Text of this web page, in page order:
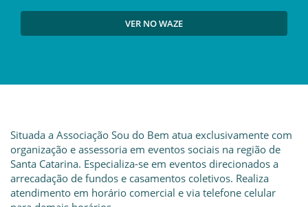
VER NO WAZE
Situada a Associação Sou do Bem atua exclusivamente com
organização e assessoria em eventos sociais na região de
Santa Catarina. Especializa-se em eventos direcionados a
arrecadação de fundos e casamentos coletivos. Realiza
atendimento em horário comercial e via telefone celular